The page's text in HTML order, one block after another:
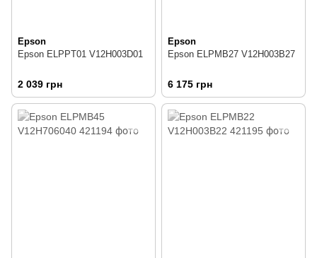
Epson
Epson ELPPT01 V12H003D01
2 039 грн
Epson
Epson ELPMB27 V12H003B27
6 175 грн